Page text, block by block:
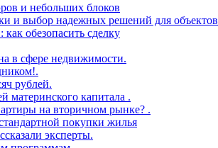
и небольших блоков
и выбор надежных решений для объектов
обезопасить сделку
в сфере недвижимости.
рублей.
материнского капитала .
на вторичном рынке? .
покупки жилья
эксперты.